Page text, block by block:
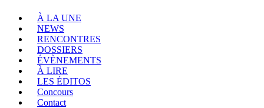
À LA UNE
NEWS
RENCONTRES
DOSSIERS
ÉVÈNEMENTS
À LIRE
LES ÉDITOS
Concours
Contact